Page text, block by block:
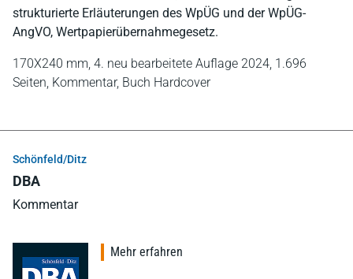
strukturierte Erläuterungen des WpÜG und der WpÜG-
AngVO, Wertpapierübernahmegesetz.
170X240 mm, 4. neu bearbeitete Auflage 2024, 1.696
Seiten, Kommentar, Buch Hardcover
Schönfeld/Ditz
DBA
Kommentar
Mehr erfahren